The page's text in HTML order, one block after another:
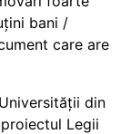
bani /
care are
din
Legii